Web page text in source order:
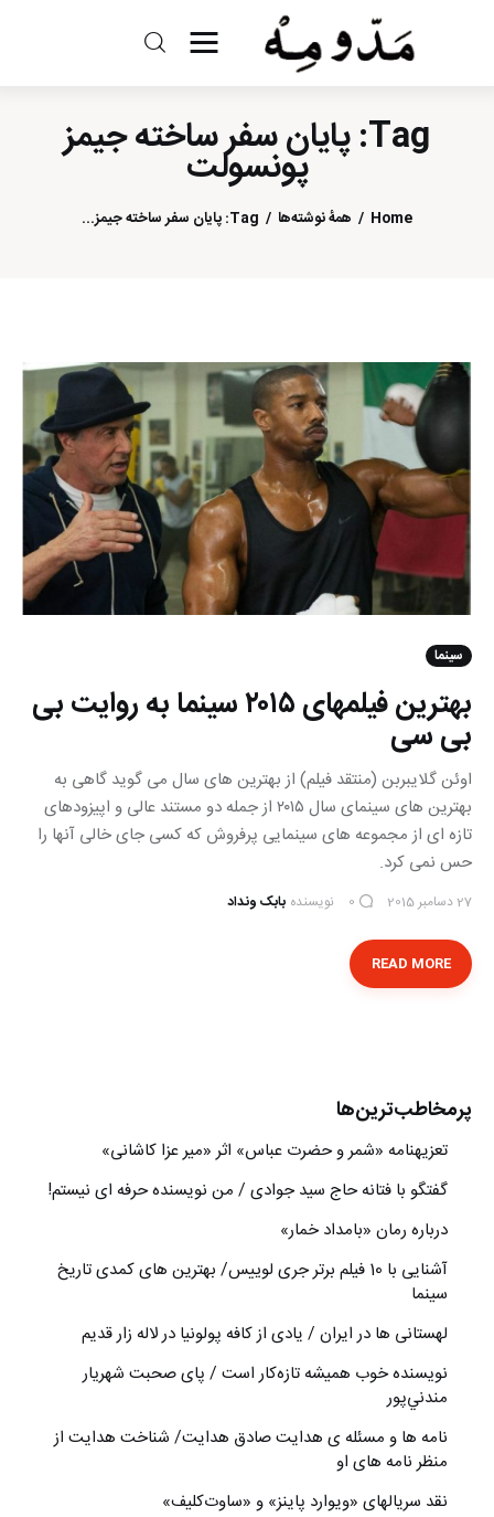
Tag: پایان سفر ساخته جیمز
پونسولت
Home همهٔ نوشته‌ها Tag: پایان سفر ساخته جیمز...
مد و مه
ادبیات
سینما
درباره ما
سینما
بهترین فیلمهای ۲۰۱۵ سینما به روایت بی
بی سی
اوئن گلایبربن (منتقد فیلم) از بهترین های سال می گوید گاهی به
بهترین های سینمای سال ۲۰۱۵ از جمله دو مستند عالی و اپیزودهای
تازه ای از مجموعه های سینمایی پرفروش که کسی جای خالی آنها را
حس نمی کرد.
27 دسامبر 2015 0 نویسنده بابک ونداد
READ MORE
پرمخاطب‌ترین‌ها
تعزیه‎نامه‏ «شمر و حضرت عباس» اثر «میر عزا کاشانی»
گفتگو با فتانه حاج سید جوادی / من نویسنده حرفه ای نیستم!
درباره رمان «بامداد خمار»
آشنایی با 10 فیلم برتر جری لوییس/ بهترین های کمدی تاریخ
سینما
لهستانی ها در ایران / یادی از کافه پولونیا در لاله زار قدیم
نويسنده خوب هميشه تازه‌كار است / پای صحبت شهريار
مندني‌پور
نامه ها و مسئله ی هدایت صادق هدایت/ شناخت هدایت از
منظر نامه های او
نقد سریالهای «ویوارد پاینز» و «ساوت‌کلیف»